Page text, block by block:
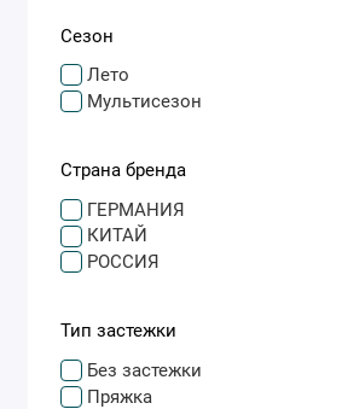
Сезон
Лето
Мультисезон
Страна бренда
ГЕРМАНИЯ
КИТАЙ
РОССИЯ
Тип застежки
Без застежки
Пряжка